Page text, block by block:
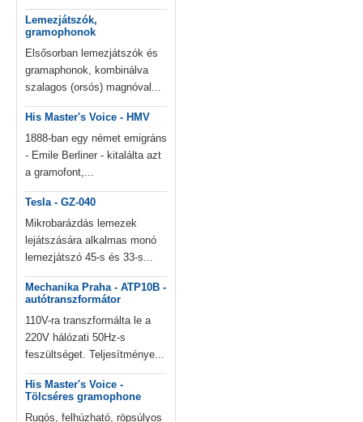
Lemezjátszók,
gramophonok
Elsősorban lemezjátszók és
gramaphonok, kombinálva
szalagos (orsós) magnóval...
His Master's Voice - HMV
1888-ban egy német emigráns
- Emile Berliner - kitalálta azt
a gramofont,...
Tesla - GZ-040
Mikrobarázdás lemezek
lejátszására alkalmas monó
lemezjátszó 45-s és 33-s...
Mechanika Praha - ATP10B -
autótranszformátor
110V-ra transzformálta le a
220V hálózati 50Hz-s
feszültséget. Teljesítménye...
His Master's Voice -
Tölcséres gramophone
Rugós, felhúzható, röpsúlyos